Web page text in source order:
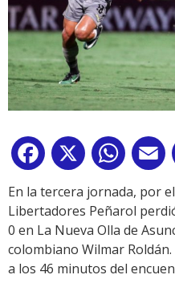
Facebook
X
En la tercera jornada, por
Libertadores Peñarol
0 en La Nueva Olla de
colombiano Wilmar
a los 46 minutos del